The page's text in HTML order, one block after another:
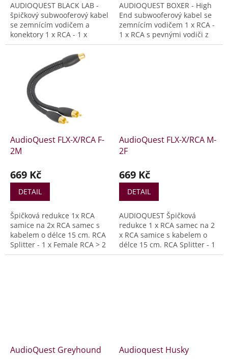
AUDIOQUEST BLACK LAB -
špičkový subwooferový kabel
se zemnícím vodičem a
konektory 1 x RCA - 1 x
RCA navržený pro
minimalizaci zkreslení
signálu a čistý přenos basů.
Využívá pevné vodiče z
dlouhých měděných vláken
(LGC), pěnovou
polyethylenovou izolaci,
symetrickou koaxiální
geometrii a stínění NDS,
rušení. Konektory jsou za
studena svařované a
AUDIOQUEST BOXER - High
End subwooferový kabel se
zemnícím vodičem 1 x RCA -
1 x RCA s pevnými vodiči z
1,25% stříbra, které
AudioQuest FLX-X/RCA F-
2M
669 Kč
DETAIL
Špičková redukce 1x RCA
samice na 2x RCA samec s
kabelem o délce 15 cm. RCA
Splitter - 1 x Female RCA > 2
x Male RCA
AudioQuest FLX-X/RCA M-
2F
669 Kč
DETAIL
AUDIOQUEST Špičková
redukce 1 x RCA samec na 2
x RCA samice s kabelem o
délce 15 cm. RCA Splitter - 1
x Male RCA > 2 x Female RCA
AudioQuest Greyhound Audioquest Husky